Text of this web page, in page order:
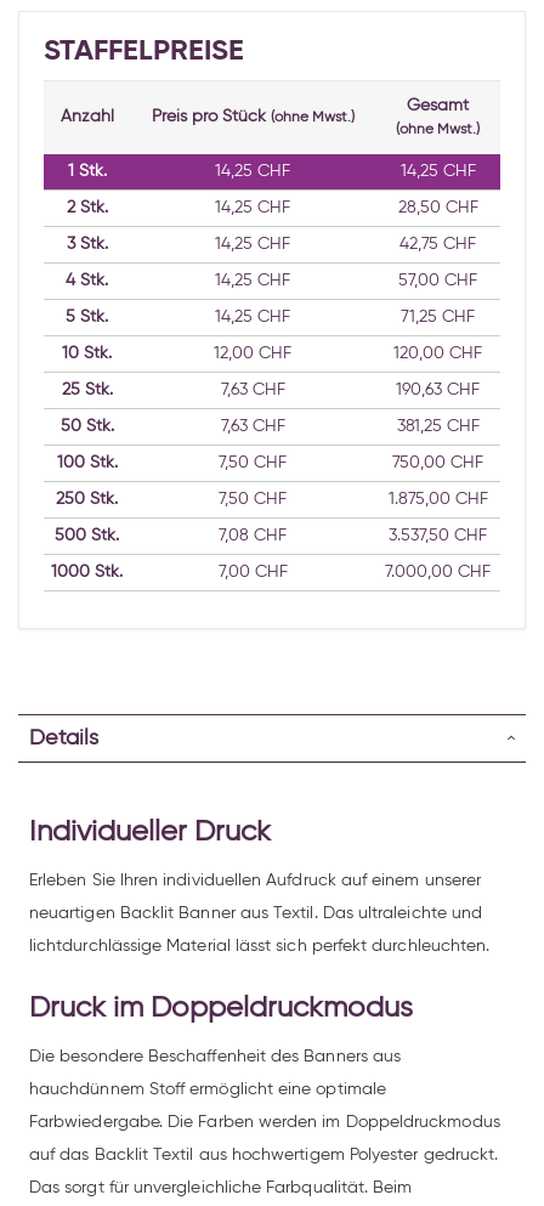
STAFFELPREISE
Anzahl Preis pro Stück (ohne Mwst.)
Gesamt
(ohne Mwst.)
1 Stk. 14,25 CHF 14,25 CHF
2Stk. 14,25 CHF 28,50 CHF
3Stk. 14,25 CHF 42,75 CHF
4Stk. 14,25 CHF 57,00 CHF
5 Stk. 14,25 CHF 71,25 CHF
10 Stk. 12,00 CHF 120,00 CHF
25Stk. 7,63 CHF 190,63 CHF
50Stk. 7,63 CHF 381,25 CHF
100Stk. 7,50 CHF 750,00 CHF
250 Stk. 7,50 CHF 1.875,00 CHF
500 Stk. 7,08 CHF 3.537,50 CHF
1000 Stk. 7,00 CHF 7.000,00 CHF
Details
Individueller Druck
Erleben Sie Ihren individuellen Aufdruck auf einem unserer
neuartigen Backlit Banner aus Textil. Das ultraleichte und
lichtdurchlässige Material lässt sich perfekt durchleuchten.
Druck im Doppeldruckmodus
Die besondere Beschaffenheit des Banners aus
hauchdünnem Stoff ermöglicht eine optimale
Farbwiedergabe. Die Farben werden im Doppeldruckmodus
auf das Backlit Textil aus hochwertigem Polyester gedruckt.
Das sorgt für unvergleichliche Farbqualität. Beim